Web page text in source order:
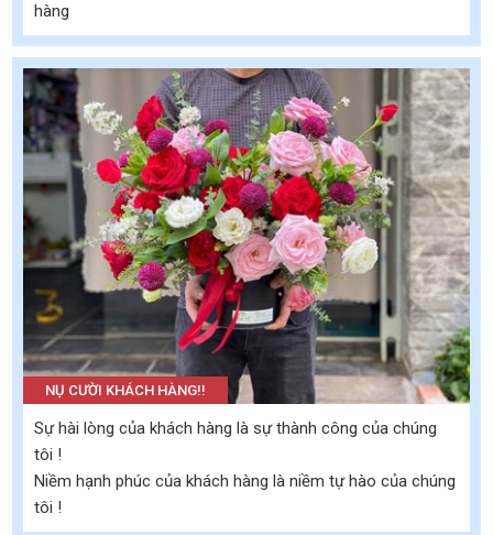
hàng
NỤ CƯỜI KHÁCH HÀNG!!
Sự hài lòng của khách hàng là sự thành công của chúng
tôi !
Niềm hạnh phúc của khách hàng là niềm tự hào của chúng
tôi !